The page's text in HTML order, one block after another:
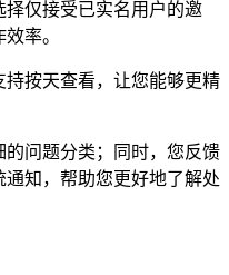
仅接受已实名用户的邀
率。
按天查看，让您能够更精
问题分类；同时，您反馈
知，帮助您更好地了解处